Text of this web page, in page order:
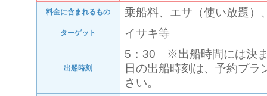
料金に含まれるもの 乗船料、エサ（使い放題）
ターゲット イサキ等
出船時刻
5：30 ※出船時間には決
日の出船時刻は、予約プラ
さい。